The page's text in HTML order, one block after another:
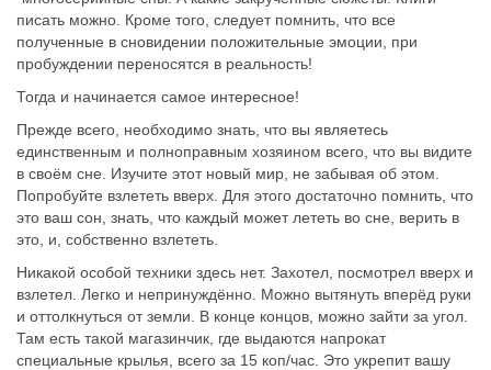
писать можно. Кроме того, следует помнить, что все
полученные в сновидении положительные эмоции, при
пробуждении переносятся в реальность!
Тогда и начинается самое интересное!
Прежде всего, необходимо знать, что вы являетесь
единственным и полноправным хозяином всего, что вы видите
в своём сне. Изучите этот новый мир, не забывая об этом.
Попробуйте взлететь вверх. Для этого достаточно помнить, что
это ваш сон, знать, что каждый может лететь во сне, верить в
это, и, собственно взлететь.
Никакой особой техники здесь нет. Захотел, посмотрел вверх и
взлетел. Легко и непринуждённо. Можно вытянуть вперёд руки
и оттолкнуться от земли. В конце концов, можно зайти за угол.
Там есть такой магазинчик, где выдаются напрокат
специальные крылья, всего за 15 коп/час. Это укрепит вашу